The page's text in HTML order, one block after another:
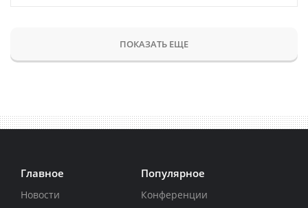
ПОКАЗАТЬ ЕЩЕ
Главное
Новости
Популярное
Конференции